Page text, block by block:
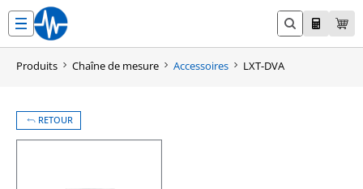
contenu
Produits Chaîne de mesure Accessoires LXT-DVA
RETOUR